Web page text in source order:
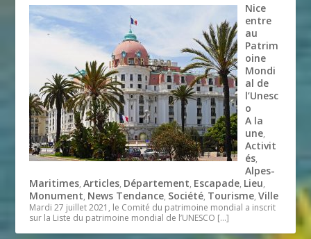
Nice
entre
au
Patrim
oine
Mondi
al de
l’Unesc
o
A la
une,
Activit
és,
Alpes-
Maritimes,Articles, Département, Escapade, Lieu,
Monument, News Tendance, Société, Tourisme,Ville
Mardi 27 juillet 2021, le Comité du patrimoine mondial a inscrit
sur la Liste du patrimoine mondial de l’UNESCO […]